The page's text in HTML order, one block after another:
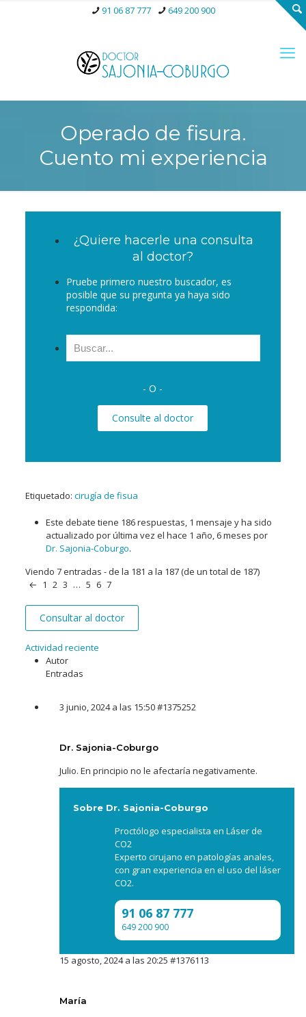
91 06 87 777 649 200 900
Operado de fisura.
Cuento mi experiencia
¿Quiere hacerle una consulta
al doctor?
Pruebe primero nuestro buscador, es
posible que su pregunta ya haya sido
respondida:
- O -
Consulte al doctor
Etiquetado: cirugía de fisua
Este debate tiene 186 respuestas, 1 mensaje y ha sido
actualizado por última vez el hace 1 año, 6 meses por
Dr. Sajonia-Coburgo.
Viendo 7 entradas - de la 181 a la 187 (de un total de 187)
← 1 2 3 … 5 6 7
Consultar al doctor
Actividad reciente
Autor
Entradas
3 junio, 2024 a las 15:50#1375252
Dr. Sajonia-Coburgo
Julio. En principio no le afectaría negativamente.
Sobre Dr. Sajonia-Coburgo
Proctólogo especialista en Láser de
CO2
Experto cirujano en patologías anales,
con gran experiencia en el uso del láser
CO2.
91 06 87 777
649 200 900
15 agosto, 2024 a las 20:25 #1376113
María